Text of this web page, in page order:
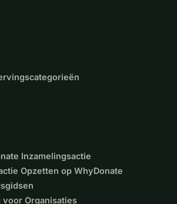
Inzamelingsactie
Opzetten op WhyDonate
Organisaties